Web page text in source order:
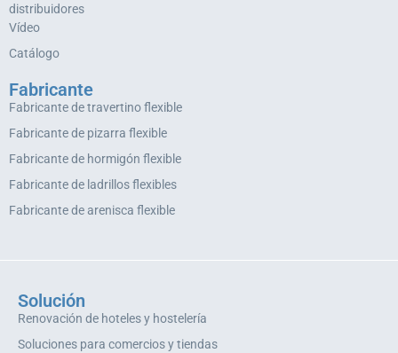
distribuidores
Vídeo
Catálogo
Fabricante
Fabricante de travertino flexible
Fabricante de pizarra flexible
Fabricante de hormigón flexible
Fabricante de ladrillos flexibles
Fabricante de arenisca flexible
Solución
Renovación de hoteles y hostelería
Soluciones para comercios y tiendas